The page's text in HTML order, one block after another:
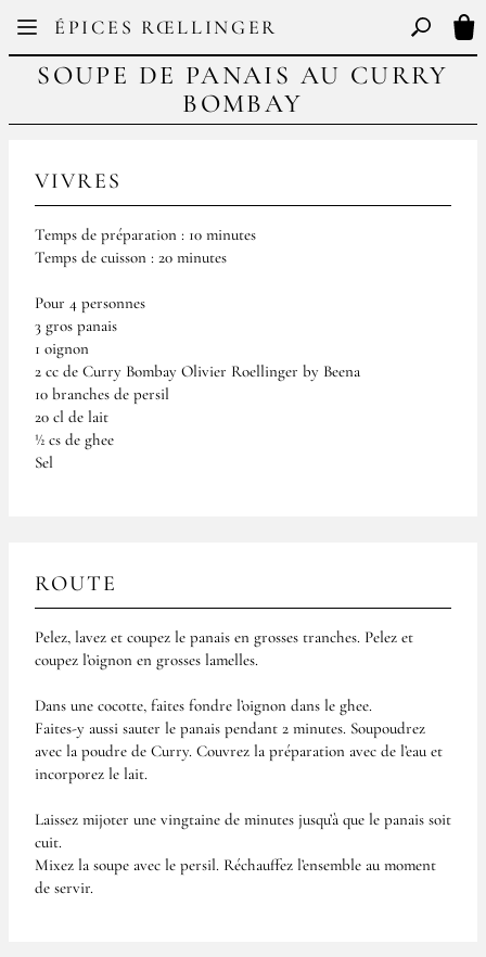
ÉPICES RŒLLINGER
FR EN Basculer
SOUPE DE PANAIS AU CURRY
BOMBAY
VIVRES
Temps de préparation : 10 minutes
Temps de cuisson : 20 minutes
Pour 4 personnes
3 gros panais
1 oignon
2 cc de Curry Bombay Olivier Roellinger by Beena
10 branches de persil
20 cl de lait
½ cs de ghee
Sel
ROUTE
Pelez, lavez et coupez le panais en grosses tranches. Pelez et
coupez l’oignon en grosses lamelles.
Dans une cocotte, faites fondre l’oignon dans le ghee.
Faites-y aussi sauter le panais pendant 2 minutes. Soupoudrez
avec la poudre de Curry. Couvrez la préparation avec de l’eau et
incorporez le lait.
Laissez mijoter une vingtaine de minutes jusqu’à que le panais soit
cuit.
Mixez la soupe avec le persil. Réchauffez l’ensemble au moment
de servir.